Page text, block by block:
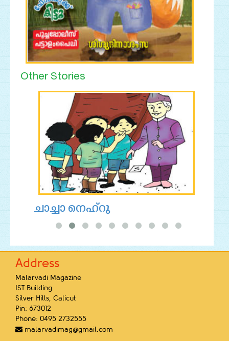
Other Stories
ചാച്ചാ നെഹ്‌റു
Address
Malarvadi Magazine
IST Building
Silver Hills, Calicut
Pin: 673012
Phone: 0495 2732555
 malarvadimag@gmail.com